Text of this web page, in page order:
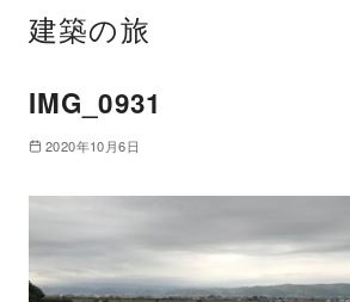
建築の旅
IMG_0931
2020年10月6日